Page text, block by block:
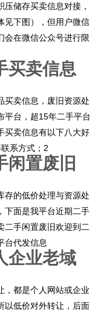
储存买卖信息对接，
见下图），但用户微信
会在微信公众号进行限
买卖信息
买卖信息，废旧资源处
平台，超15年二手平台
买卖信息有以下八大好
系方式；2
闲置废旧
存的低价处理与资源处
下面是我平台近期二手
二手闲置废旧欢迎到二
台代发信息
企业老域
，都是个人网站或企业
以低价对外转让，后面